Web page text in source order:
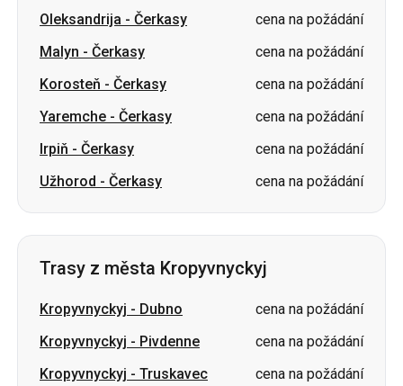
Yaremche-Čerkasy
cena na požádání
Irpiň-Čerkasy
cena na požádání
Užhorod-Čerkasy cena na požádání
Trasy z města Kropyvnyckyj
Kropyvnyckyj-Dubno
cena na požádání
Kropyvnyckyj-Truskavec
cena na požádání
Kropyvnyckyj-Yaremche
cena na požádání
Kropyvnyckyj-Obuchiv
cena na požádání
Kropyvnyckyj-Oděsa
cena na požádání